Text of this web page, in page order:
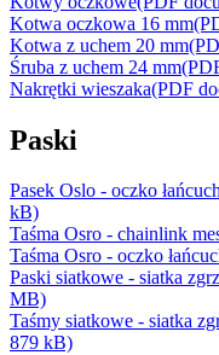
Kotwa oczkowa 16 mm
Kotwa z uchem 20 mm
Śruba z uchem 24 mm
Nakrętki wieszaka(PDF
Paski
Pasek Oslo - oczko
kB)
Taśma Osro - chainlink
Taśma Osro - oczko
Paski siatkowe - siatka
MB)
Taśmy siatkowe - siatka
879 kB)